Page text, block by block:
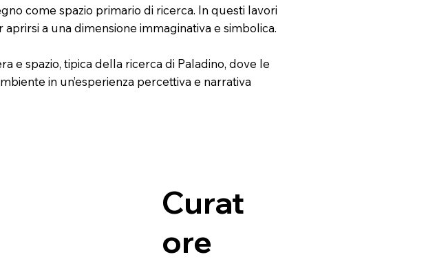
come spazio primario di ricerca. In questi lavori
a una dimensione immaginativa e simbolica.
e spazio, tipica della ricerca di Paladino, dove le
in un’esperienza percettiva e narrativa
Curat
ore